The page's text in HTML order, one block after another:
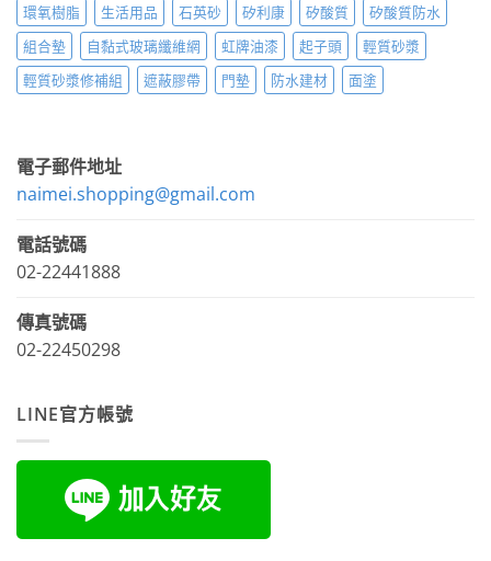
環氧樹脂
生活用品 石英砂 矽利康 矽酸質
矽酸質防水
組合墊
自黏式玻璃纖維網 虹牌油漆 起子頭
輕質砂漿
輕質砂漿修補組
遮蔽膠帶 門墊 防水建材 面塗
電子郵件地址
naimei.shopping@gmail.com
電話號碼
02-22441888
傳真號碼
02-22450298
LINE官方帳號